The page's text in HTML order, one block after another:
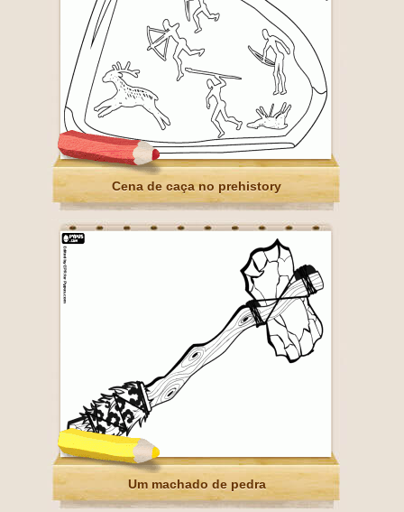
Cena de caça no prehistory
Um machado de pedra